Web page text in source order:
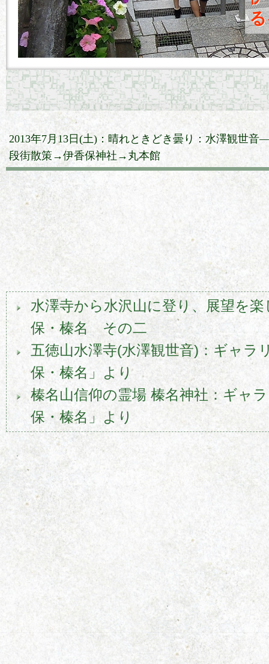
2013年7月13日(土)：晴れときどき曇り：水澤観世
段街散策→伊香保神社→丸本館
水澤寺から水沢山に登り、展望を
保・榛名 その二
五徳山水澤寺(水澤観世音)：ギャ
保・榛名」より
榛名山信仰の霊場 榛名神社：ギャ
保・榛名」より